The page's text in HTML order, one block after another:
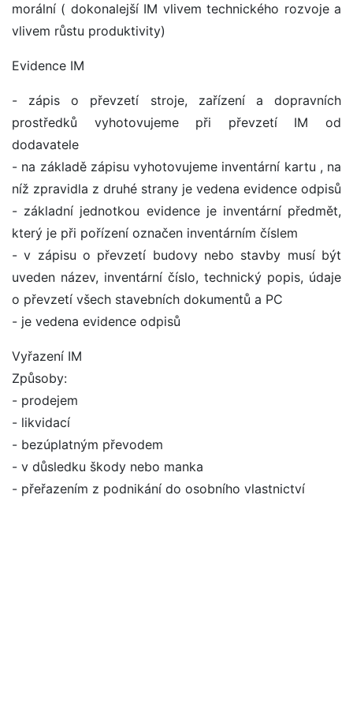
morální ( dokonalejší IM vlivem technického rozvoje a
vlivem růstu produktivity)
Evidence IM
- zápis o převzetí stroje, zařízení a dopravních
prostředků vyhotovujeme při převzetí IM od
dodavatele
- na základě zápisu vyhotovujeme inventární kartu , na
níž zpravidla z druhé strany je vedena evidence odpisů
- základní jednotkou evidence je inventární předmět,
který je při pořízení označen inventárním číslem
- v zápisu o převzetí budovy nebo stavby musí být
uveden název, inventární číslo, technický popis, údaje
o převzetí všech stavebních dokumentů a PC
- je vedena evidence odpisů
Vyřazení IM
Způsoby:
- prodejem
- likvidací
- bezúplatným převodem
- v důsledku škody nebo manka
- přeřazením z podnikání do osobního vlastnictví